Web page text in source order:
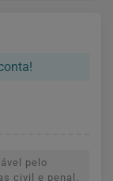
pelo
civil e penal.